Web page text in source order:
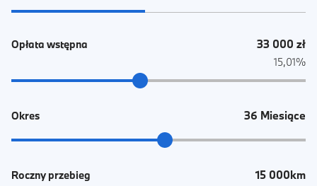
Opłata wstępna 33 000 zł
15,01%
Okres 36 Miesiące
Roczny przebieg 15 000km